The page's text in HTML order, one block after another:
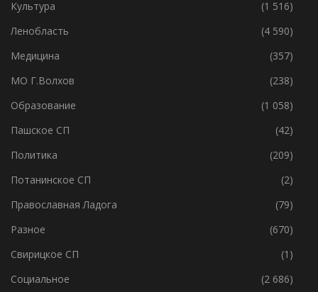
Культура
(1 516)
Ленобласть
(4 590)
Медицина
(357)
МО Г.Волхов
(238)
Образование
(1 058)
Пашское СП
(42)
Политика
(209)
Потанинское СП
(2)
Православная Ладога
(79)
Разное
(670)
Свирицкое СП
(1)
Социальное
(2 686)